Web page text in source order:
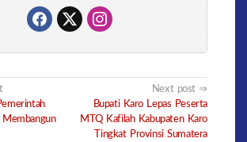
Next post
Bupati Karo Lepas Peserta
MTQ Kafilah Kabupaten Karo
Tingkat Provinsi Sumatera